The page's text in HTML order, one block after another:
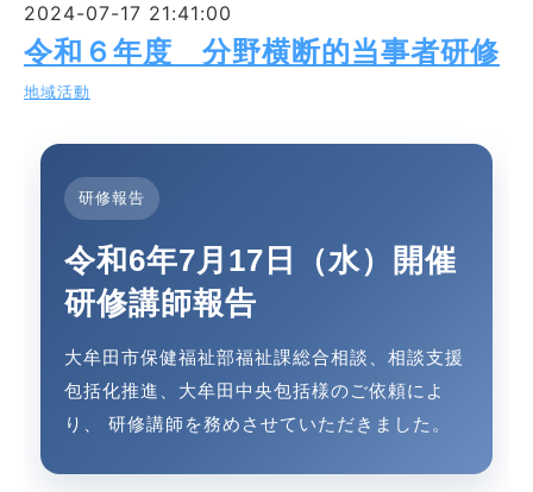
2024-07-17 21:41:00
令和６年度 分野横断的当事者研修
地域活動
研修報告
令和6年7月17日（水）開催
研修講師報告
大牟田市保健福祉部福祉課総合相談、相談支援
包括化推進、大牟田中央包括様のご依頼によ
り、 研修講師を務めさせていただきました。